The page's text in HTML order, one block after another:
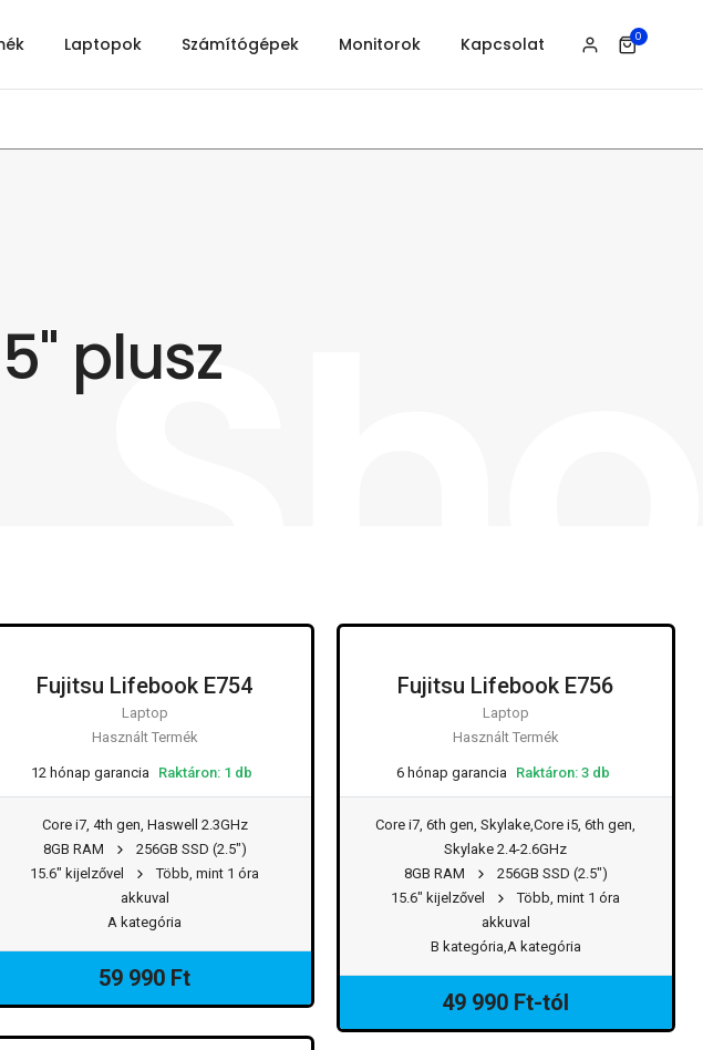
Laptopok Számítógépek Monitorok Kapcsolat 0
plusz
Fujitsu Lifebook E754
Laptop
Használt Termék
12 hónap garancia Raktáron: 1 db
Core i7, 4th gen, Haswell 2.3GHz
8GB RAM
256GB SSD (2.5")
15.6" kijelzővel
Több, mint 1 óra
akkuval
A kategória
59 990 Ft
Fujitsu Lifebook E756
Laptop
Használt Termék
6 hónap garancia Raktáron: 3 db
Core i7, 6th gen, Skylake,Core i5, 6th gen,
Skylake 2.4-2.6GHz
8GB RAM
256GB SSD (2.5")
15.6" kijelzővel
Több, mint 1 óra
akkuval
B kategória,A kategória
49 990 Ft-tól